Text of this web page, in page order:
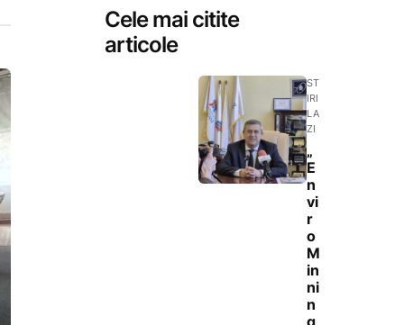
Cele mai citite
articole
ST
IRI
LA
ZI
„
E
n
vi
r
o
M
in
ni
n
g